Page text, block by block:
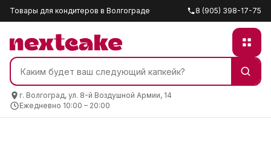
Товары для кондитеров в Волгограде 8 (905) 398-17-75
г. Волгоград, ул. 8-й Воздушной Армии, 14
Ежедневно 10:00 – 20:00